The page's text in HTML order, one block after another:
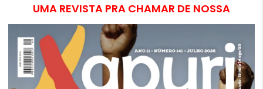
UMA REVISTA PRA CHAMAR DE NOSSA